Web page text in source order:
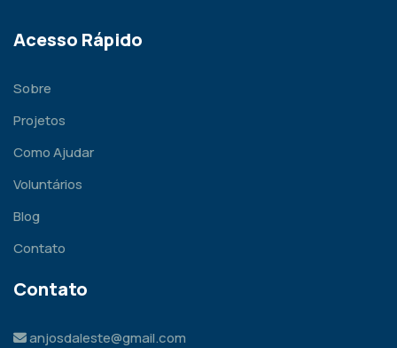
Acesso Rápido
Sobre
Projetos
Como Ajudar
Voluntários
Blog
Contato
Contato
anjosdaleste@gmail.com